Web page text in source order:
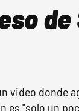
video donde
"solo un